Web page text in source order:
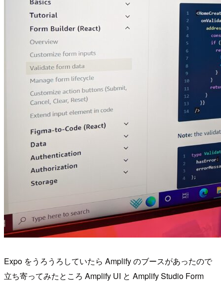
Expo をうろうろしていたら Amplify のブースがあったので
立ち寄ってみたところ Amplify UI と Amplify Studio Form